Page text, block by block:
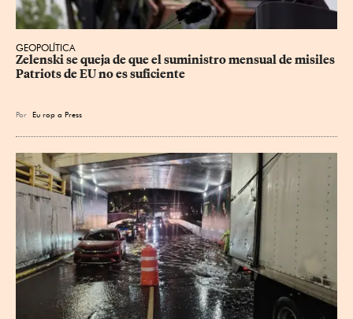
GEOPOLÍTICA
Zelenski se queja de que el suministro mensual de misiles
Patriots de EU no es suficiente
Por Eu rop a Press